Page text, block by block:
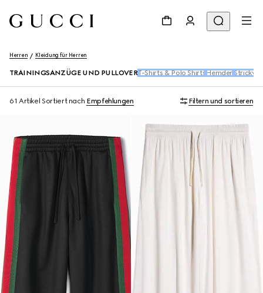
Herren Kleidung für Herren
TRAININGSANZÜGE UND PULLOVERT-Shirts & Polo Shirts Hemden
61 Artikel Sortiert nach Empfehlungen Filtern und sortieren